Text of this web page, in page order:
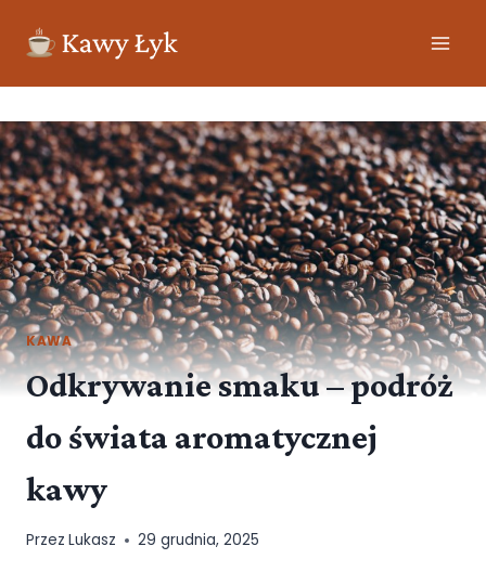
KAWA
Odkrywanie smaku – podróż
do świata aromatycznej
kawy
Przez Lukasz 29 grudnia, 2025